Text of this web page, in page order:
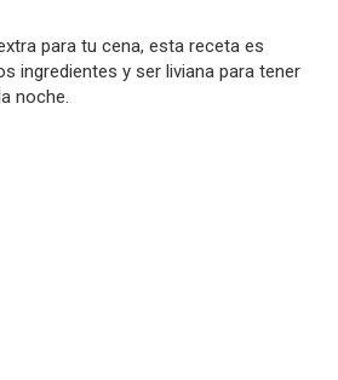
para tu cena, esta receta es
ingredientes y ser liviana para tener
noche.